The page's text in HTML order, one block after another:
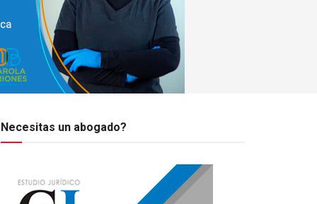
Necesitas un abogado?